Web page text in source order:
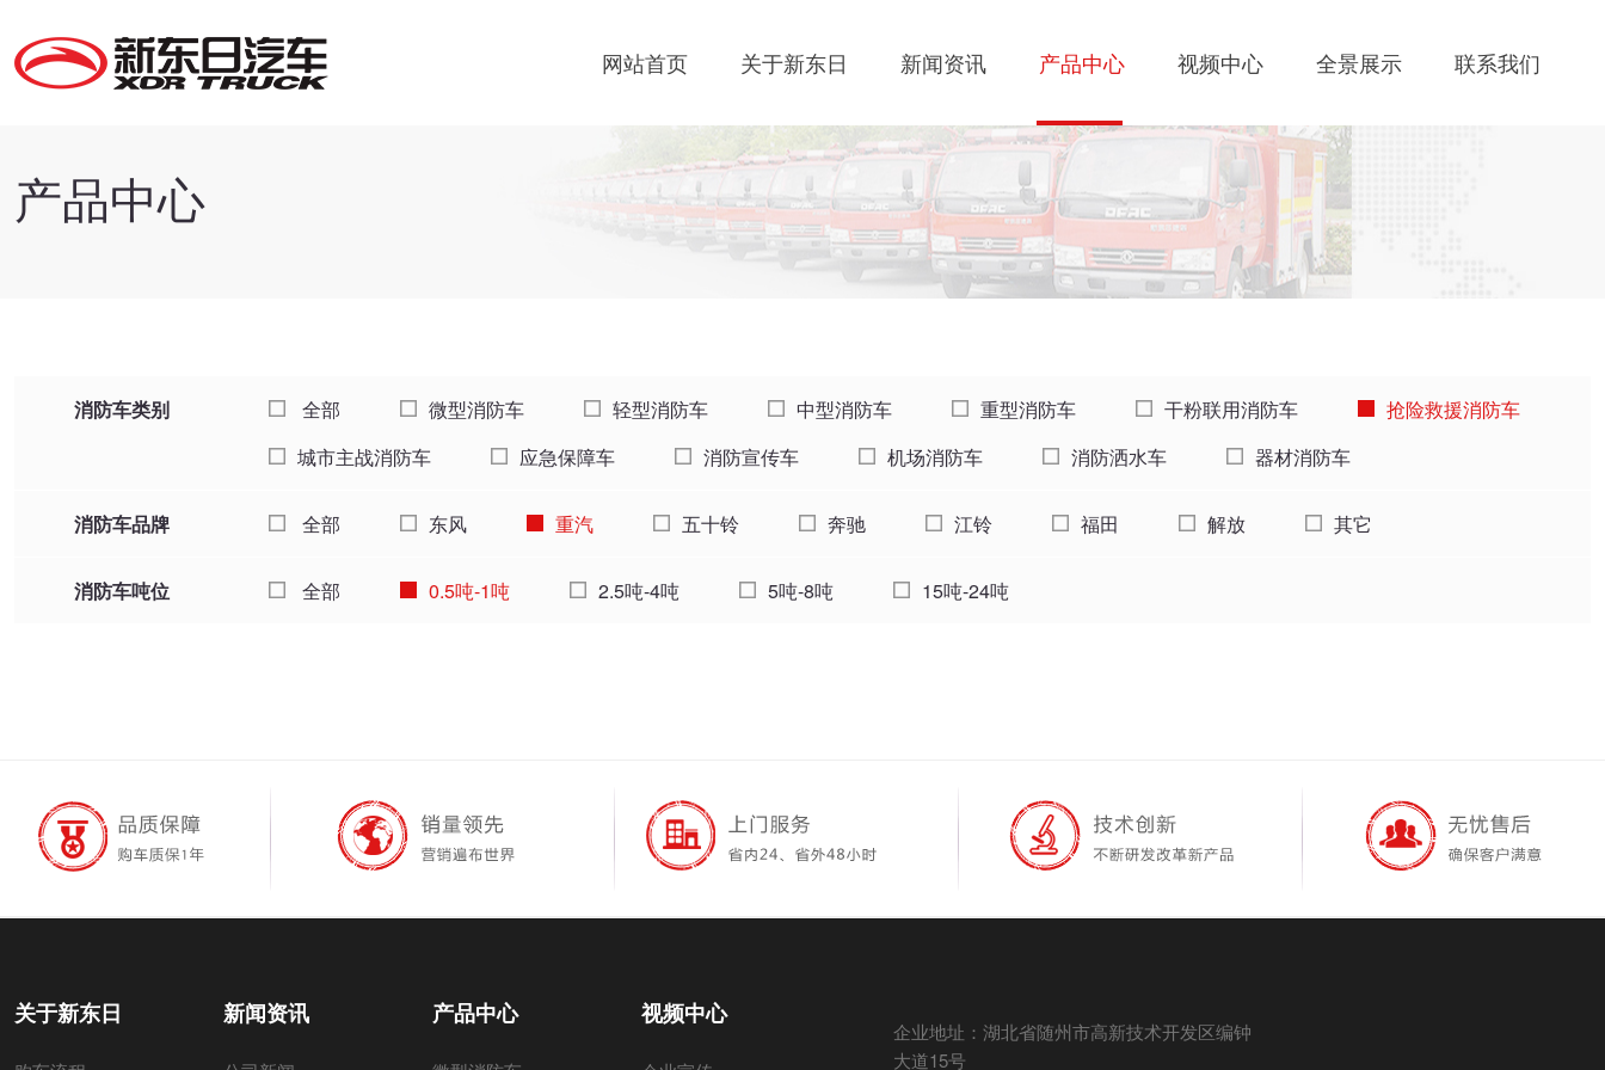
网站首页 关于新东日 新闻资讯 产品中心 视频中心 全景展示 联系我们
产品中心
消防车类别 全部 微型消防车 轻型消防车 中型消防车 重型消防车 干粉联用消防车
抢险救援消防车
城市主战消防车
应急保障车 消防宣传车 机场消防车 消防洒水车 器材消防车
消防车品牌 全部 东风 重汽 五十铃 奔驰 江铃 福田 解放 其它
消防车吨位 全部 0.5吨-1吨 2.5吨-4吨 5吨-8吨 15吨-24吨
关于新东日 新闻资讯 产品中心 视频中心
企业地址：湖北省随州市高新技术开发区编钟
大道15号